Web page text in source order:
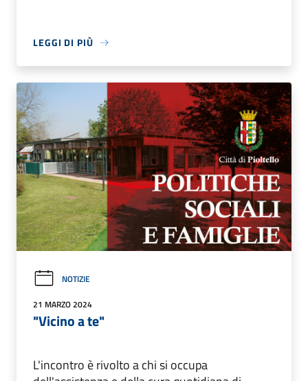
LEGGI DI PIÙ
NOTIZIE
21 MARZO 2024
"Vicino a te"
L'incontro è rivolto a chi si occupa